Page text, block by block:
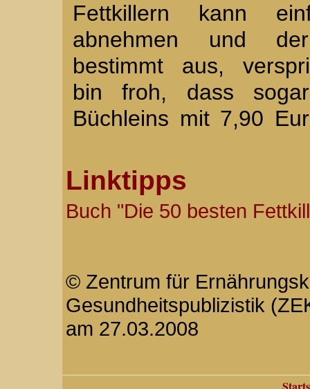
Fettkillern kann
abnehmen und
bestimmt aus,
bin froh, dass
Büchleins mit 7,90
Linktipps
Buch "Die 50 besten
© Zentrum für
Gesundheitspublizistik
am 27.03.2008